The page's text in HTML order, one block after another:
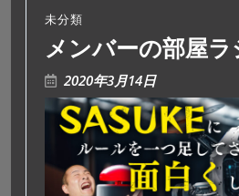
未分類
メンバーの部屋ラ
2020年3月14日